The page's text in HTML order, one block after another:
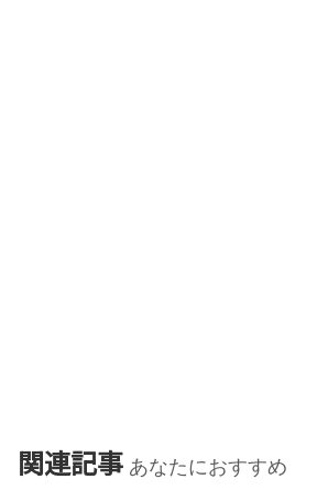
関連記事 あなたにおすすめ